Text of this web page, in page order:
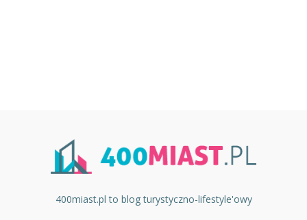
400miast.pl to blog turystyczno-lifestyle'owy